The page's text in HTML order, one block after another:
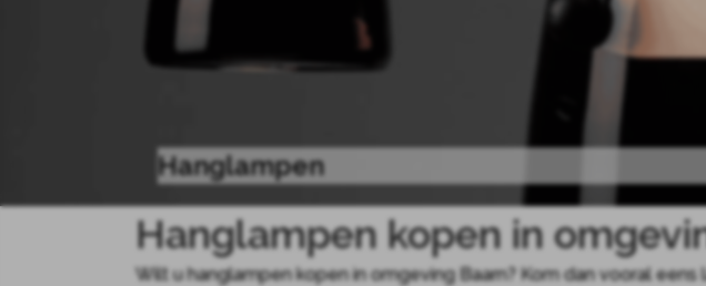
Hanglampen
Hanglampen kopen in
Wilt u hanglampen kopen in omgeving Baarn? Kom dan vooral